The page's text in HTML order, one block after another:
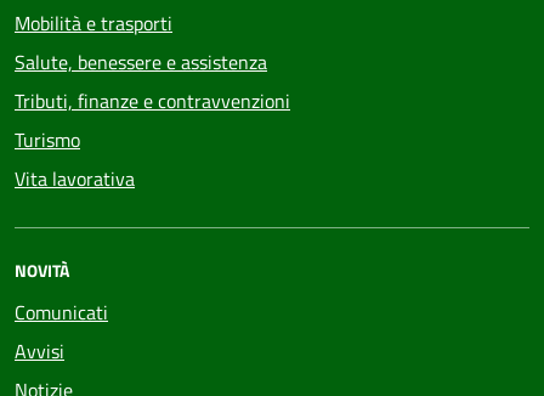
Mobilità e trasporti
Salute, benessere e assistenza
Tributi, finanze e contravvenzioni
Turismo
Vita lavorativa
NOVITÀ
Comunicati
Avvisi
Notizie